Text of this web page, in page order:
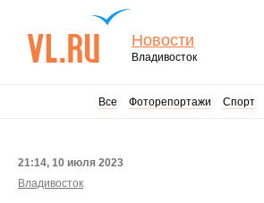
Новости
Владивосток
Все Фоторепортажи Спорт
21:14, 10 июля 2023
Владивосток